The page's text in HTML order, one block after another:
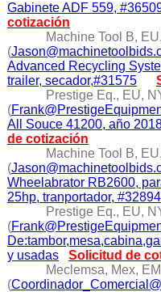
Gabinete ADF 559,
cotización
Machine Tool B,
(
Advanced Recycling
trailer, secador,#31575
Prestige Eq., EU,
(
All Souce 41200, año
de cotización
Machine Tool B,
(
Wheelabrator RB2600,
25hp, tranportador, #32894
Prestige Eq., EU,
(
y usadas
Solicitud de
Meclemsa, Mex,
(